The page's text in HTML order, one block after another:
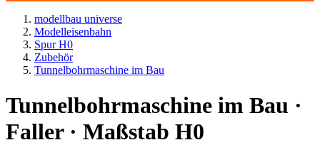
modellbau universe
Modelleisenbahn
Spur H0
Zubehör
Tunnelbohrmaschine im Bau
Tunnelbohrmaschine im Bau ·
Faller · Maßstab H0